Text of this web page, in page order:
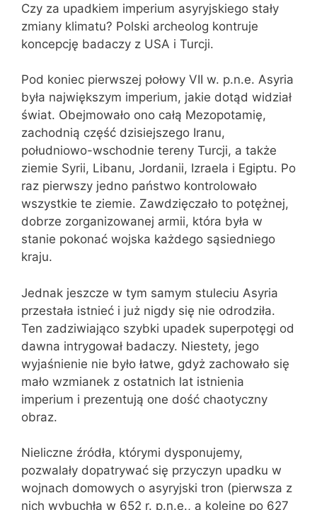
Czy za upadkiem imperium asyryjskiego stały
zmiany klimatu? Polski archeolog kontruje
koncepcję badaczy z USA i Turcji.
Pod koniec pierwszej połowy VII w. p.n.e. Asyria
była największym imperium, jakie dotąd widział
świat. Obejmowało ono całą Mezopotamię,
zachodnią część dzisiejszego Iranu,
południowo-wschodnie tereny Turcji, a także
ziemie Syrii, Libanu, Jordanii, Izraela i Egiptu. Po
raz pierwszy jedno państwo kontrolowało
wszystkie te ziemie. Zawdzięczało to potężnej,
dobrze zorganizowanej armii, która była w
stanie pokonać wojska każdego sąsiedniego
kraju.
Jednak jeszcze w tym samym stuleciu Asyria
przestała istnieć i już nigdy się nie odrodziła.
Ten zadziwiająco szybki upadek superpotęgi od
dawna intrygował badaczy. Niestety, jego
wyjaśnienie nie było łatwe, gdyż zachowało się
mało wzmianek z ostatnich lat istnienia
imperium i prezentują one dość chaotyczny
obraz.
Nieliczne źródła, którymi dysponujemy,
pozwalały dopatrywać się przyczyn upadku w
wojnach domowych o asyryjski tron (pierwsza z
nich wybuchła w 652 r. p.n.e., a kolejne po 627